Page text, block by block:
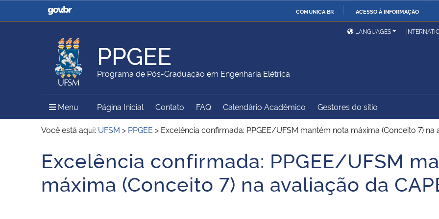
COMUNICA BR ACESSO À INFORMAÇÃO
Casa Civil
Ministério da Justiça e
Ministério da Defesa
Ministério das Relações
Exteriores
Ministério da Agricultura,
Pecuária e Abastecimento
Ministério da Educação
Ministério do Meio Ambiente Ministério do Turismo
Ministério do
Desenvolvimento Regional
Controladoria-Geral da
União
Secretaria de Governo
Gabinete de Segurança
Institucional
Advocacia-Geral da União Banco Central do Brasil
LANGUAGES
PPGEE
Programa de Pós-Graduação em Engenharia Elétrica
Menu Menu Principal do Sítio
Página Inicial Contato FAQ Calendário Acadêmico Gestores do sítio
Você está aqui: UFSM > PPGEE > Excelência confirmada: PPGEE/UFSM mantém nota máxima (Conceito 7) na
Início do conteúdo
Excelência confirmada: PPGEE/UFSM
máxima (Conceito 7) na avaliação da